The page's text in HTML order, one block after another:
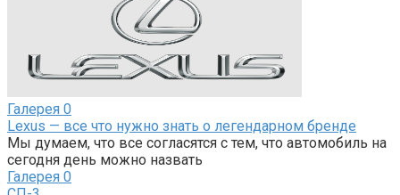
Галерея 0
Lexus — все что нужно знать о легендарном бренде
Мы думаем, что все согласятся с тем, что автомобиль на
сегодня день можно назвать
Галерея 0